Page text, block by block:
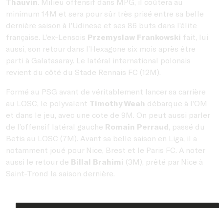
minimum 14M et sera pour sûr très prisé entre sa belle
dernière saison à l’Udinese et ses 86 buts dans l’élite
française. L’ex-Lensois Przemyslaw Frankowski fait, lui
aussi, son retour dans l’Hexagone six mois après être
parti à Galatasaray. Le latéral international polonais
revient du côté du Stade Rennais FC (12M).
Formé au PSG avant de véritablement lancer sa carrière
au LOSC, le polyvalent Timothy Weah débarque à l’OM
et dans le jeu, avec une cote de 9M. On peut aussi parler
de l’offensif latéral gauche Romain Perraud, passé du
Betis au LOSC (7M). Avant sa belle saison en Liga, il a
notamment joué pour Nice, Brest et le Paris FC. A noter
aussi le retour de Billal Brahimi (3M), prêté par Nice à
Saint-Trond la saison dernière.